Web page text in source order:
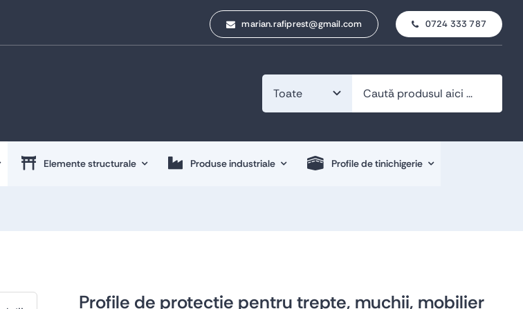
marian.rafiprest@gmail.com 0724 333 787
Elemente structurale Produse industriale Profile de tinichigerie
Profile de tinichigerie
Profile de protecție pentru trepte, muchii, mobilier